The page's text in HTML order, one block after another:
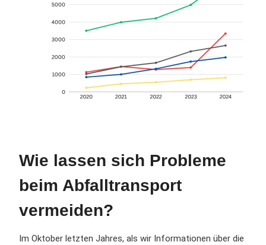
Wie lassen sich Probleme
beim Abfalltransport
vermeiden?
Im Oktober letzten Jahres, als wir Informationen über die